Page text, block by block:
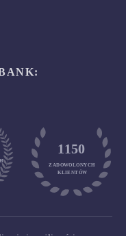
1150
ZADOWOLONYCH
KLIENTÓW